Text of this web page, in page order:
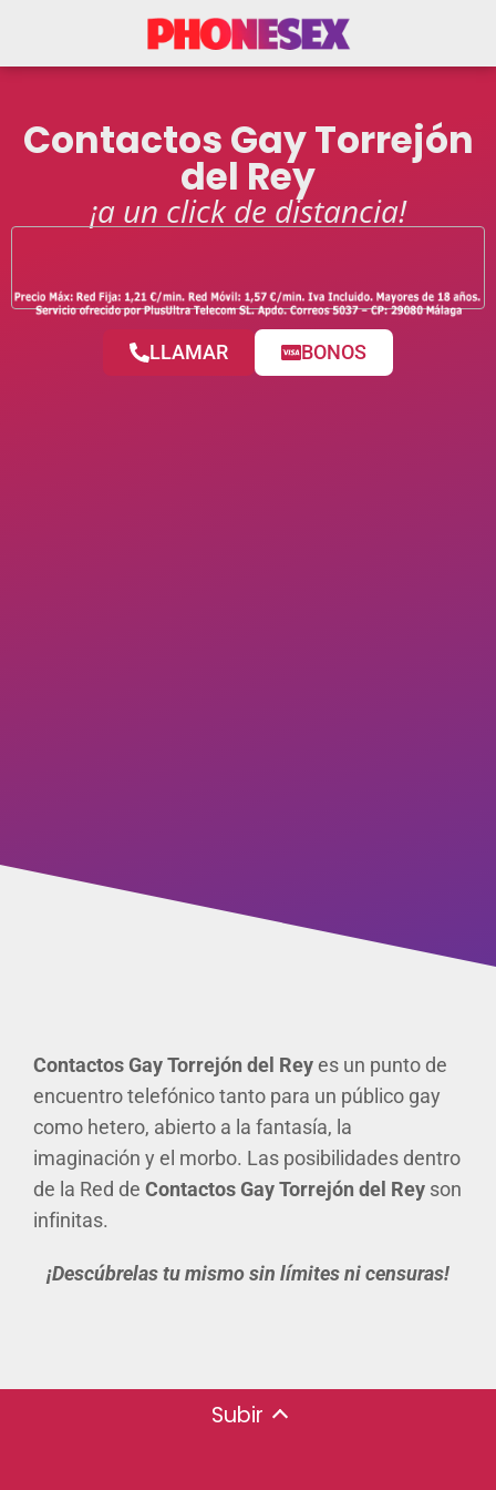
Contactos Gay Torrejón
del Rey
¡a un click de distancia!
LLAMAR BONOS
Contactos Gay Torrejón del Reyes un punto de
encuentro telefónico tanto para un público gay
como hetero, abierto a la fantasía, la
imaginación y el morbo. Las posibilidades dentro
de la Red de Contactos Gay Torrejón del Rey son
infinitas.
¡Descúbrelas tu mismo sin límites ni censuras!
Subir